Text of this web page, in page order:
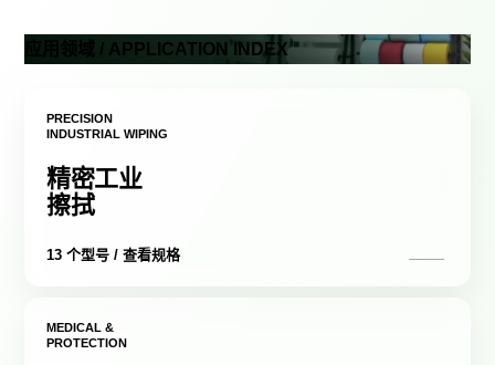
应用领域 / APPLICATION INDEX
PRECISION
INDUSTRIAL WIPING
精密工业
擦拭
13 个型号 / 查看规格
MEDICAL &
PROTECTION